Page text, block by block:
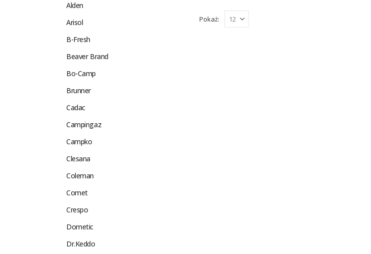
Pokaż:
Alden
Arisol
B-Fresh
Beaver Brand
Bo-Camp
Brunner
Cadac
Campingaz
Campko
Clesana
Coleman
Comet
Crespo
Dometic
Dr.Keddo